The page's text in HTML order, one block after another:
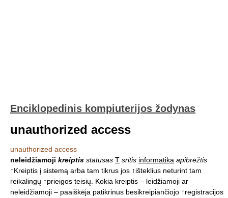
Enciklopedinis kompiuterijos žodynas
unauthorized access
unauthorized access
neleidžiamoji kreiptis statusas T sritis informatika apibrėžtis
↑Kreiptis į sistemą arba tam tikrus jos ↑išteklius neturint tam
reikalingų ↑prieigos teisių. Kokia kreiptis – leidžiamoji ar
neleidžiamoji – paaiškėja patikrinus besikreipiančiojo ↑registracijos